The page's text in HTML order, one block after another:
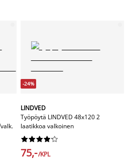
-24%
LINDVED
Työpöytä LINDVED 48x120 2
laatikkoa valkoinen






75,-/KPL